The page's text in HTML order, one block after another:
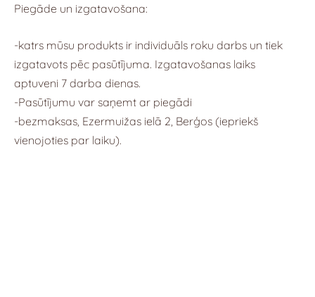
Piegāde un izgatavošana:
-katrs mūsu produkts ir individuāls roku darbs un tiek
izgatavots pēc pasūtījuma. Izgatavošanas laiks
aptuveni 7 darba dienas.
-Pasūtījumu var saņemt ar piegādi
-bezmaksas, Ezermuižas ielā 2, Berģos (iepriekš
vienojoties par laiku).